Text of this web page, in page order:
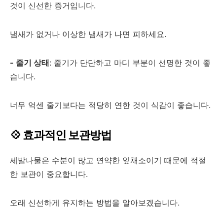
것이 신선한 증거입니다.
냄새가 없거나 이상한 냄새가 나면 피하세요.
- 줄기 상태: 줄기가 단단하고 마디 부분이 선명한 것이 좋
습니다.
너무 억센 줄기보다는 적당히 연한 것이 식감이 좋습니다.
💠 효과적인 보관방법
세발나물은 수분이 많고 연약한 잎채소이기 때문에 적절
한 보관이 중요합니다.
오래 신선하게 유지하는 방법을 알아보겠습니다.